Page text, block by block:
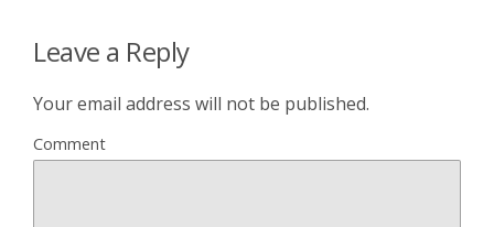
Leave a Reply
Your email address will not be published.
Comment